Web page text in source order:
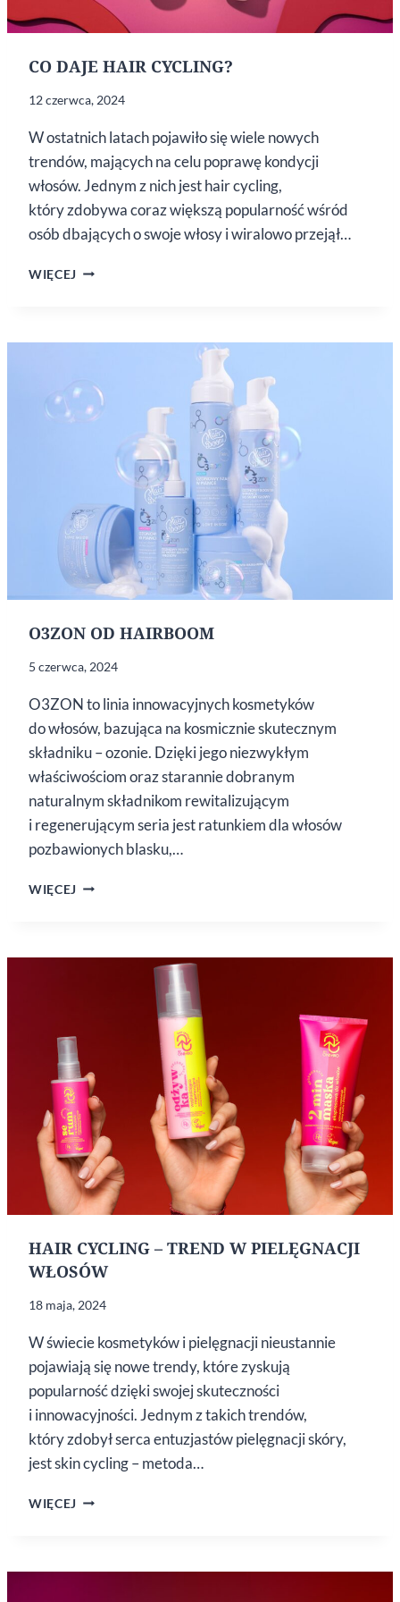
CO DAJE HAIR CYCLING?
12 czerwca, 2024
W ostatnich latach pojawiło się wiele nowych
trendów, mających na celu poprawę kondycji
włosów. Jednym z nich jest hair cycling,
który zdobywa coraz większą popularność wśród
osób dbających o swoje włosy i wiralowo przejął…
WIĘCEJ CO DAJE
O3ZON OD HAIRBOOM
5 czerwca, 2024
O3ZON to linia innowacyjnych kosmetyków
do włosów, bazująca na kosmicznie skutecznym
składniku – ozonie. Dzięki jego niezwykłym
właściwościom oraz starannie dobranym
naturalnym składnikom rewitalizującym
i regenerującym seria jest ratunkiem dla włosów
pozbawionych blasku,…
WIĘCEJ O3ZON
HAIR CYCLING – TREND W PIELĘGNACJI
WŁOSÓW
18 maja, 2024
W świecie kosmetyków i pielęgnacji nieustannie
pojawiają się nowe trendy, które zyskują
popularność dzięki swojej skuteczności
i innowacyjności. Jednym z takich trendów,
który zdobył serca entuzjastów pielęgnacji skóry,
jest skin cycling – metoda…
WIĘCEJ HAIR
W PIELĘGNACJI